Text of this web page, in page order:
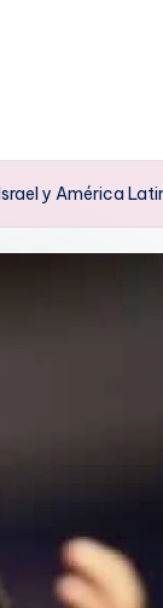
y América